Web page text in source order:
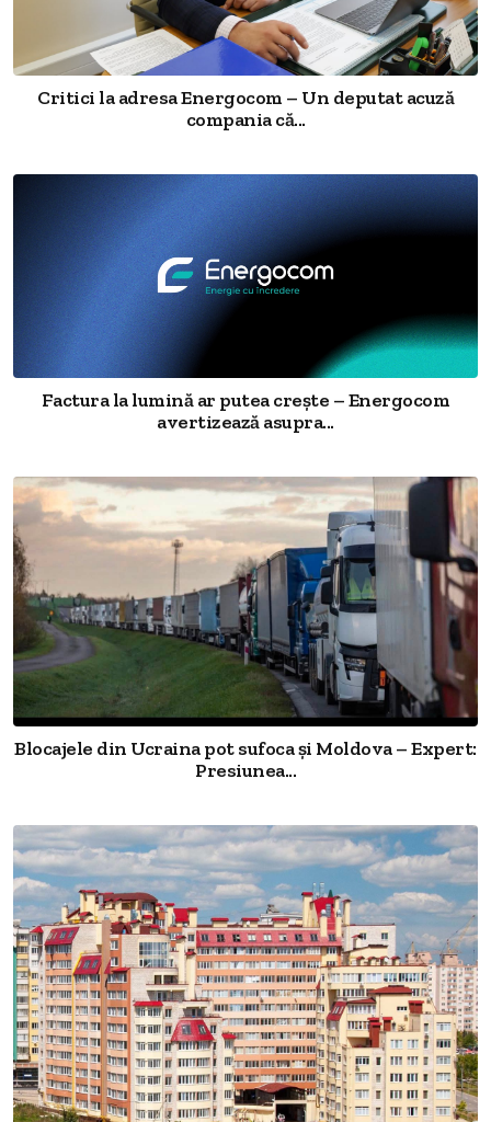
Critici la adresa Energocom – Un deputat acuză
compania că...
Factura la lumină ar putea crește – Energocom
avertizează asupra...
Blocajele din Ucraina pot sufoca și Moldova – Expert:
Presiunea...